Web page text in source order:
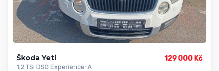
Škoda Yeti
1,2 TSi DSG Experience-A
129 000 Kč